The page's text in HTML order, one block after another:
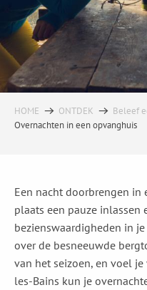
HOME ONTDEK
Beleef
Overnachten in een opvanghuis
Een nacht doorbrengen in
plaats een pauze inlassen
bezienswaardigheden in
over de besneeuwde
van het seizoen, en voel
les-Bains kun je